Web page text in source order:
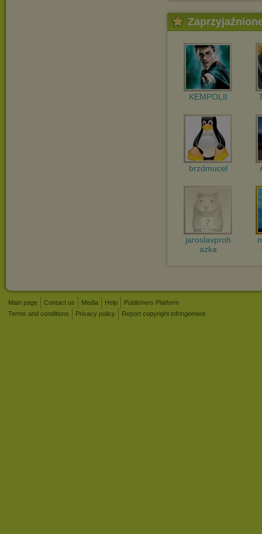
KEMPOLII
brzdmucel
jaroslavproh
azka
Main page Contact us Media Help
Publishers Platform
Terms and conditions
Privacy policy Report copyright infringement